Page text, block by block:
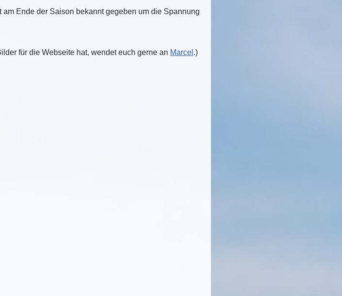
Ende der Saison bekannt gegeben um die Spannung
für die Webseite hat, wendet euch gerne an Marcel .)